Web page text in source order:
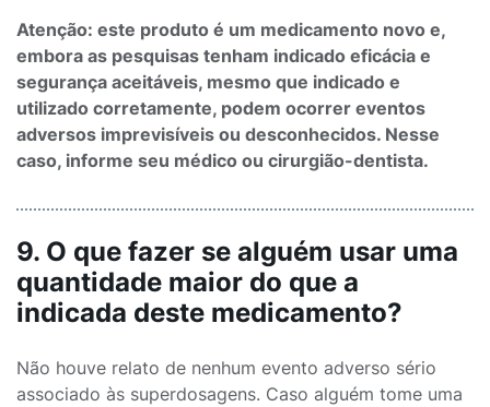
Atenção: este produto é um medicamento novo e,
embora as pesquisas tenham indicado eficácia e
segurança aceitáveis, mesmo que indicado e
utilizado corretamente, podem ocorrer eventos
adversos imprevisíveis ou desconhecidos. Nesse
caso, informe seu médico ou cirurgião-dentista.
9. O que fazer se alguém usar uma
quantidade maior do que a
indicada deste medicamento?
Não houve relato de nenhum evento adverso sério
associado às superdosagens. Caso alguém tome uma